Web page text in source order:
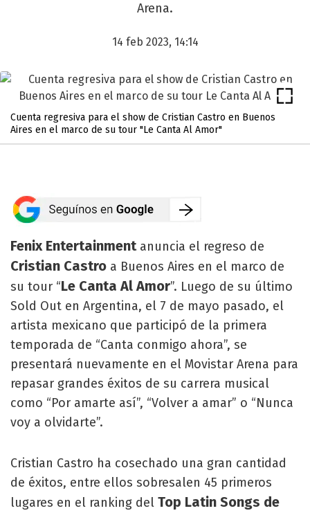
Arena.
14 feb 2023, 14:14
Cuenta regresiva para el show de Cristian Castro en Buenos
Aires en el marco de su tour "Le Canta Al Amor"
Fenix Entertainmentanuncia el regreso de
Cristian Castro a Buenos Aires en el marco de
su tour “Le Canta Al Amor”. Luego de su último
Sold Out en Argentina, el 7 de mayo pasado, el
artista mexicano que participó de la primera
temporada de “Canta conmigo ahora”, se
presentará nuevamente en el Movistar Arena para
repasar grandes éxitos de su carrera musical
como “Por amarte así”, “Volver a amar” o “Nunca
voy a olvidarte”.
Cristian Castro ha cosechado una gran cantidad
de éxitos, entre ellos sobresalen 45 primeros
lugares en el ranking del Top Latin Songs de